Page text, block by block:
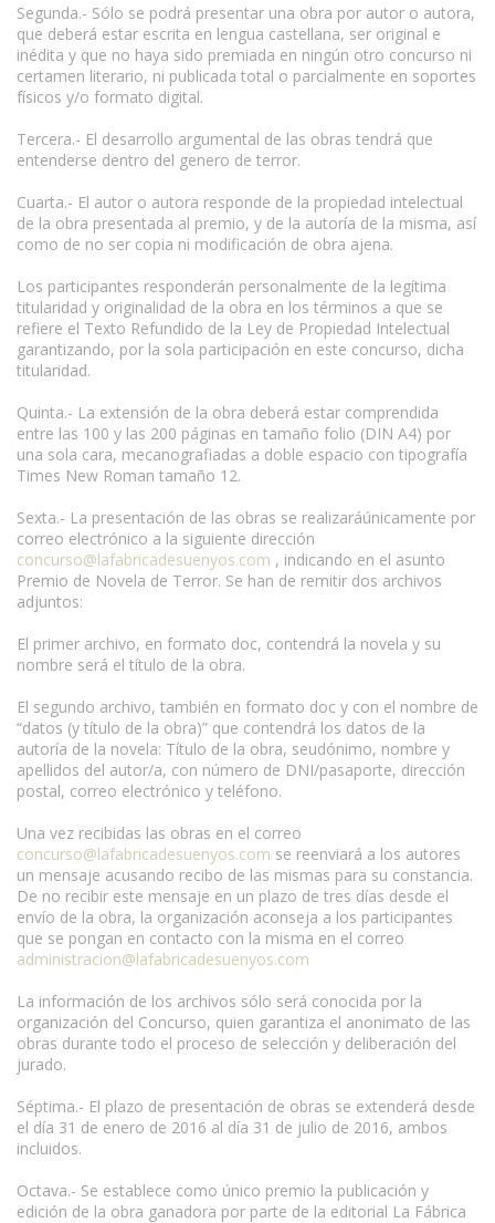
Segunda.- Sólo se podrá presentar una obra por autor o autora,
que deberá estar escrita en lengua castellana, ser original e
inédita y que no haya sido premiada en ningún otro concurso ni
certamen literario, ni publicada total o parcialmente en soportes
físicos y/o formato digital.
Tercera.- El desarrollo argumental de las obras tendrá que
entenderse dentro del genero de terror.
Cuarta.- El autor o autora responde de la propiedad intelectual
de la obra presentada al premio, y de la autoría de la misma, así
como de no ser copia ni modificación de obra ajena.
Los participantes responderán personalmente de la legítima
titularidad y originalidad de la obra en los términos a que se
refiere el Texto Refundido de la Ley de Propiedad Intelectual
garantizando, por la sola participación en este concurso, dicha
titularidad.
Quinta.- La extensión de la obra deberá estar comprendida
entre las 100 y las 200 páginas en tamaño folio (DIN A4) por
una sola cara, mecanografiadas a doble espacio con tipografía
Times New Roman tamaño 12.
Sexta.- La presentación de las obras se realizaráúnicamente por
correo electrónico a la siguiente dirección
concurso@lafabricadesuenyos.com , indicando en el asunto
Premio de Novela de Terror. Se han de remitir dos archivos
adjuntos:
El primer archivo, en formato doc, contendrá la novela y su
nombre será el título de la obra.
El segundo archivo, también en formato doc y con el nombre de
“datos (y título de la obra)” que contendrá los datos de la
autoría de la novela: Título de la obra, seudónimo, nombre y
apellidos del autor/a, con número de DNI/pasaporte, dirección
postal, correo electrónico y teléfono.
Una vez recibidas las obras en el correo
concurso@lafabricadesuenyos.com se reenviará a los autores
un mensaje acusando recibo de las mismas para su constancia.
De no recibir este mensaje en un plazo de tres días desde el
envío de la obra, la organización aconseja a los participantes
que se pongan en contacto con la misma en el correo
administracion@lafabricadesuenyos.com
La información de los archivos sólo será conocida por la
organización del Concurso, quien garantiza el anonimato de las
obras durante todo el proceso de selección y deliberación del
jurado.
Séptima.- El plazo de presentación de obras se extenderá desde
el día 31 de enero de 2016 al día 31 de julio de 2016, ambos
incluidos.
Octava.- Se establece como único premio la publicación y
edición de la obra ganadora por parte de la editorial La Fábrica